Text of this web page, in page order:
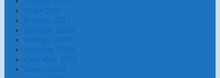
Март 2021
Январь 2021
Декабрь 2020
Ноябрь 2020
Октябрь 2020
Сентябрь 2020
Август 2020